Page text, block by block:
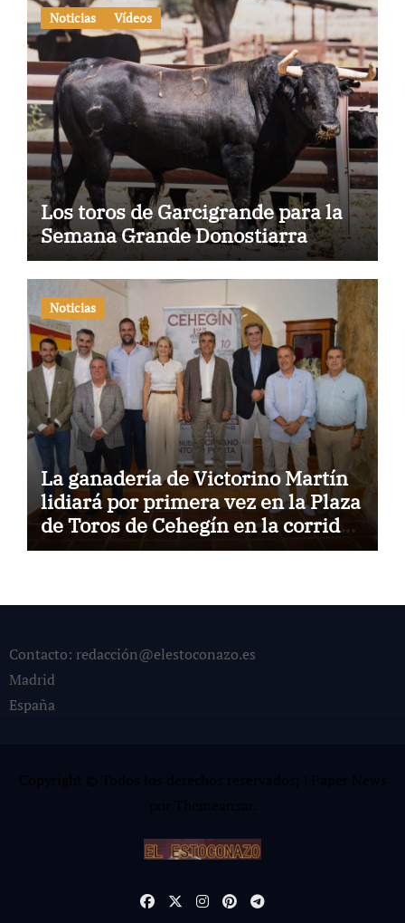
Noticias Vídeos
Los toros de Garcigrande para la
Semana Grande Donostiarra
Noticias
La ganadería de Victorino Martín
lidiará por primera vez en la Plaza
de Toros de Cehegín en la corrida
conmemorativa de su 125
Contacto: redacción@elestoconazo.es
Madrid
España